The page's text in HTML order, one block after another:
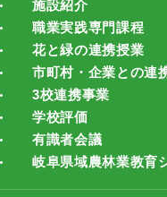
施設紹介
職業実践専門課程
花と緑の連携授業
市町村・企業との連
3校連携事業
学校評価
有識者会議
岐阜県域農林業教育